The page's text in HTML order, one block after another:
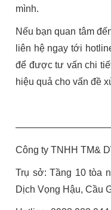
mình.
Nếu bạn quan tâm
liên hệ ngay tới
để được tư vấn chi
hiệu quả cho vấn đề
Công ty TNHH TM&
Trụ sở: Tầng 10 tòa
Dịch Vọng Hậu, Cầu